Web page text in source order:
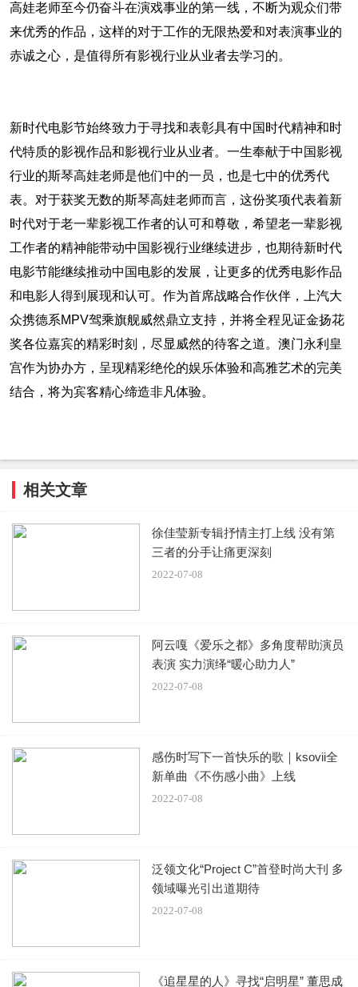
高娃老师至今仍奋斗在演戏事业的第一线，不断为观众们带
来优秀的作品，这样的对于工作的无限热爱和对表演事业的
赤诚之心，是值得所有影视行业从业者去学习的。
新时代电影节始终致力于寻找和表彰具有中国时代精神和时
代特质的影视作品和影视行业从业者。一生奉献于中国影视
行业的斯琴高娃老师是他们中的一员，也是七中的优秀代
表。对于获奖无数的斯琴高娃老师而言，这份奖项代表着新
时代对于老一辈影视工作者的认可和尊敬，希望老一辈影视
工作者的精神能带动中国影视行业继续进步，也期待新时代
电影节能继续推动中国电影的发展，让更多的优秀电影作品
和电影人得到展现和认可。作为首席战略合作伙伴，上汽大
众携德系MPV驾乘旗舰威然鼎立支持，并将全程见证金扬花
奖各位嘉宾的精彩时刻，尽显威然的待客之道。澳门永利皇
宫作为协办方，呈现精彩绝伦的娱乐体验和高雅艺术的完美
结合，将为宾客精心缔造非凡体验。
相关文章
徐佳莹新专辑抒情主打上线 没有第
三者的分手让痛更深刻
2022-07-08
阿云嘎《爱乐之都》多角度帮助演员
表演 实力演绎“暖心助力人”
2022-07-08
感伤时写下一首快乐的歌｜ksovii全
新单曲《不伤感小曲》上线
2022-07-08
泛领文化“Project C”首登时尚大刊 多
领域曝光引出道期待
2022-07-08
《追星星的人》寻找“启明星” 董思成